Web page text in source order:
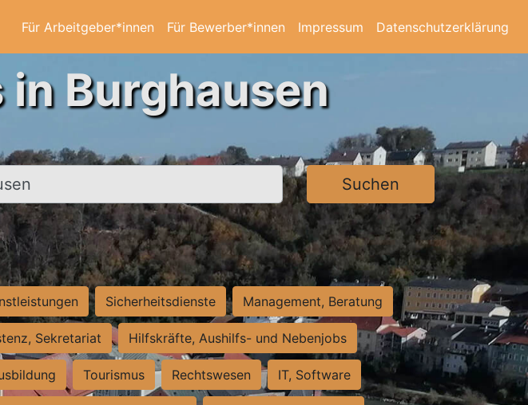
Für Arbeitgeber*innen Für Bewerber*innen Impressum Datenschutzerklärung
Burghausen
Suchen
Sicherheitsdienste Management, Beratung
Sekretariat Hilfskräfte, Aushilfs- und Nebenjobs
Tourismus Rechtswesen IT, Software